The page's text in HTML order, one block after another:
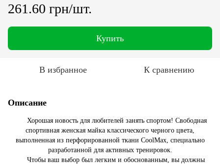
261.60 грн/шт.
Купить
В избранное К сравнению
Описание
Хорошая новость для любителей занять спортом! Свободная
спортивная женская майка классического черного цвета,
выполненная из перфорированной ткани CoolMax, специально
разработанной для активных тренировок.
Чтобы ваш выбор был легким и обоснованным, вы должны